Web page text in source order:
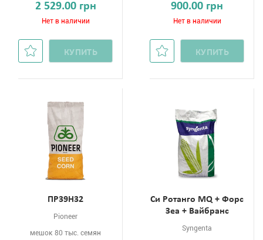
2 529.00 грн
Нет в наличии
КУПИТЬ
900.00 грн
Нет в наличии
КУПИТЬ
ПР39Н32
Pioneer
мешок 80 тыс. семян
Си Ротанго MQ + Форс
Зеа + Вайбранс
Syngenta